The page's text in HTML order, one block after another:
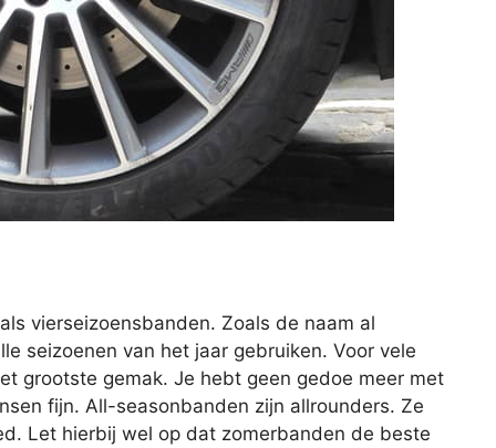
vierseizoensbanden. Zoals de naam al
seizoenen van het jaar gebruiken. Voor vele
grootste gemak. Je hebt geen gedoe meer met
fijn. All-seasonbanden zijn allrounders. Ze
Let hierbij wel op dat zomerbanden de beste